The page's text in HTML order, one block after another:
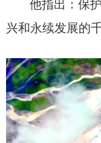
他指出：保
兴和永续发展的